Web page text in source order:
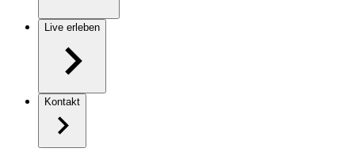
Live erleben
Kontakt